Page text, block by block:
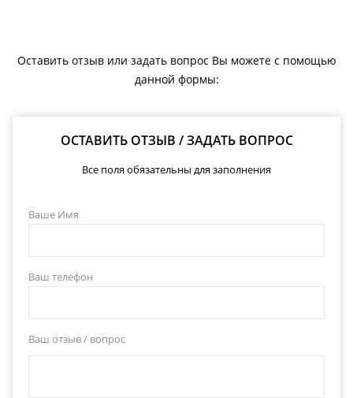
Оставить отзыв или задать вопрос Вы можете с помощью
данной формы:
ОСТАВИТЬ ОТЗЫВ / ЗАДАТЬ ВОПРОС
Все поля обязательны для заполнения
Ваше Имя
Ваш телефон
Ваш отзыв / вопрос